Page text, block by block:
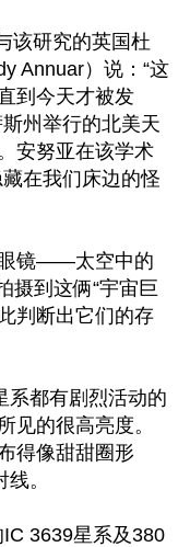
该研究的英国杜
Annuar）说：“这
到今天才被发
州举行的北美天
安努亚在该学术
在我们床边的怪
眼镜——太空中的
摄到这俩“宇宙巨
判断出它们的存
系都有剧烈活动的
见的很高亮度。
得像甜甜圈形
。
3639星系及380